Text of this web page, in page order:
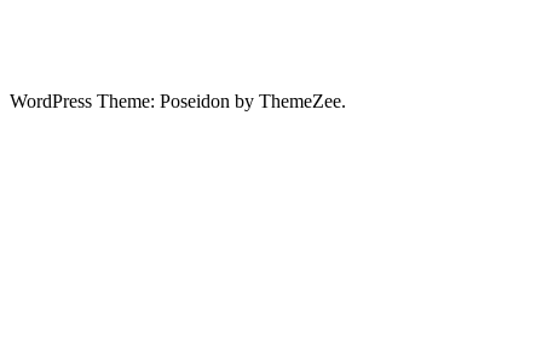
WordPress Theme: Poseidon by ThemeZee.